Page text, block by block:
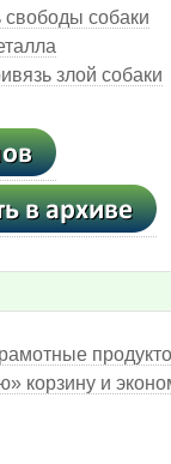
свободы собаки
злой собаки
корзину и